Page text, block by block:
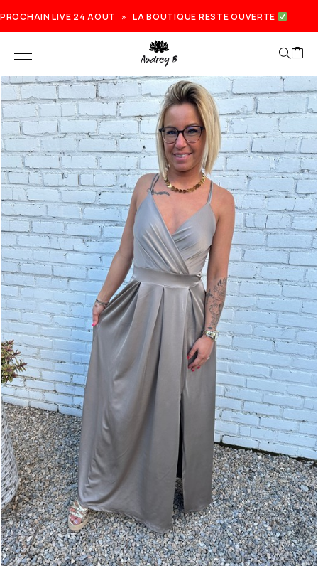
PROCHAIN LIVE 24 AOUT » LA BOUTIQUE RESTE OUVERTE